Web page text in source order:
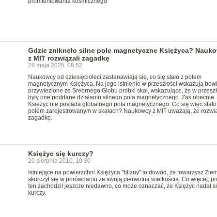
Gdzie zniknęło silne pole magnetyczne Księżyca?
z MIT rozwiązali zagadkę
28 maja 2025, 08:52
Naukowcy od dziesięcioleci zastanawiają się, co się stało z polem
magnetycznym Księżyca. Na jego istnienie w przeszłości wskazują
przywiezione ze Srebrnego Globu próbki skał, wskazujące, że w
były one poddane działaniu silnego pola magnetycznego. Zaś obecnie
Księżyc nie posiada globalnego pola magnetycznego. Co się więc
polem zarejestrowanym w skałach? Naukowcy z MIT uważają, że
zagadkę.
Księżyc się kurczy?
20 sierpnia 2010, 10:30
Istniejące na powierzchni Księżyca "blizny" to dowód, że towarzysz
skurczył się w porównaniu ze swoją pierwotną wielkością. Co więcej,
ten zachodził jeszcze niedawno, co może oznaczać, że Księżyc nadal
kurczy.